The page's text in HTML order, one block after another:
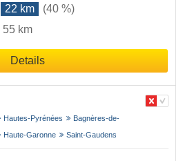
22 km
(40 %)
55 km
Details
Hautes-Pyrénées
Bagnères-de-
Haute-Garonne Saint-Gaudens